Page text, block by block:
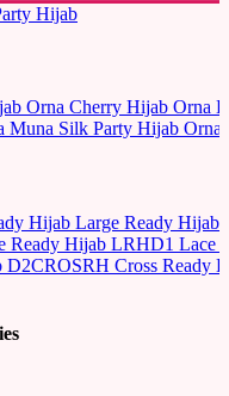
Hijab
Orna Cherry Hijab Orna
Muna Silk Party Hijab Orna
Hijab Large Ready Hijab
Ready Hijab LRHD1 Lace
D2CROSRH Cross Ready